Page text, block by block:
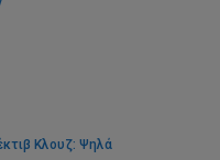
Κλουζ: Ψηλά